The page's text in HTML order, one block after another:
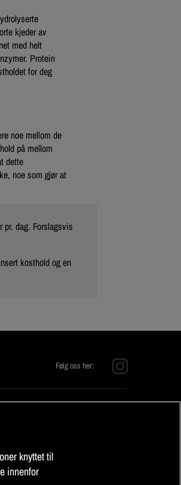
kjeder av
med helt
Protein
for deg
noe mellom de
på mellom
dette
noe som gjør at
pr. dag. Forslagsvis
kosthold og en
Følg oss her:
knyttet til
innenfor